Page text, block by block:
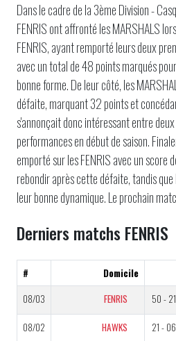
Dans le cadre de la 3ème Division -
FENRIS ont affronté les MARSHALS
FENRIS, ayant remporté leurs deux
avec un total de 48 points marqués
bonne forme. De leur côté, les
défaite, marquant 32 points et
s'annonçait donc intéressant entre
performances en début de saison.
emporté sur les FENRIS avec un score
rebondir après cette défaite, tandis
leur bonne dynamique. Le prochain
Derniers matchs FENRIS
# Domicile
08/03
FENRIS 50 - 21
08/02 HAWKS 21 - 06